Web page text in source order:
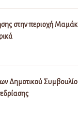
στην περιοχή
Δημοτικού